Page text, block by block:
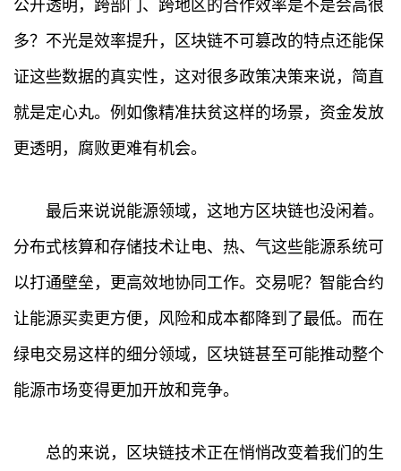
公开透明，跨部门、跨地区的合作效率是不是会高很
多？不光是效率提升，区块链不可篡改的特点还能保
证这些数据的真实性，这对很多政策决策来说，简直
就是定心丸。例如像精准扶贫这样的场景，资金发放
更透明，腐败更难有机会。
最后来说说能源领域，这地方区块链也没闲着。
分布式核算和存储技术让电、热、气这些能源系统可
以打通壁垒，更高效地协同工作。交易呢？智能合约
让能源买卖更方便，风险和成本都降到了最低。而在
绿电交易这样的细分领域，区块链甚至可能推动整个
能源市场变得更加开放和竞争。
总的来说，区块链技术正在悄悄改变着我们的生